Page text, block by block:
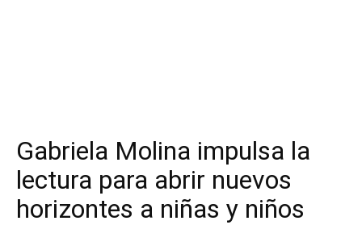
Gabriela Molina impulsa la
lectura para abrir nuevos
horizontes a niñas y niños